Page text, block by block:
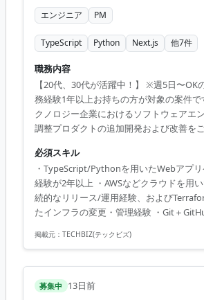
エンジニア PM
TypeScript Python Next.js 他7件
職務内容
【20代、30代が活躍中！】 ※週5日〜
務経験1年以上お持ちの方が対象の案件
クノロジー企業におけるソフトウェアエ
調整プロダクトの追加開発および改善を
エージェントの開発 ・各種サービス連携（
Outlook / etc） ◆主な開発環境・ツール
ームワーク：TypeScript（Next.js）、
ラウド：AWS、Azure ■インフラ：
AWS CDK ■コミュニケーション...
必須スキル
・TypeScript/Pythonを用いたWebアプ
経験が2年以上 ・AWSなどクラウドを用
続的なリリース/運用経験、および
たインフラの変更・管理経験 ・Git＋
掲載元： TECHBIZ(テックビズ)
募集中 13日前